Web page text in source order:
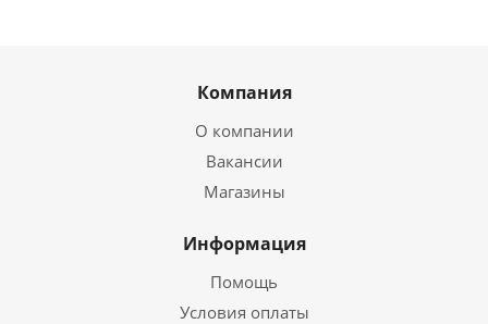
Компания
О компании
Вакансии
Магазины
Информация
Помощь
Условия оплаты